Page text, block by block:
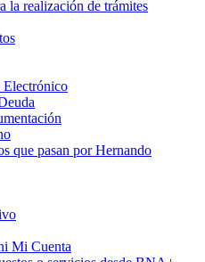
la realización de trámites
Electrónico
que pasan por Hernando
Mi Cuenta